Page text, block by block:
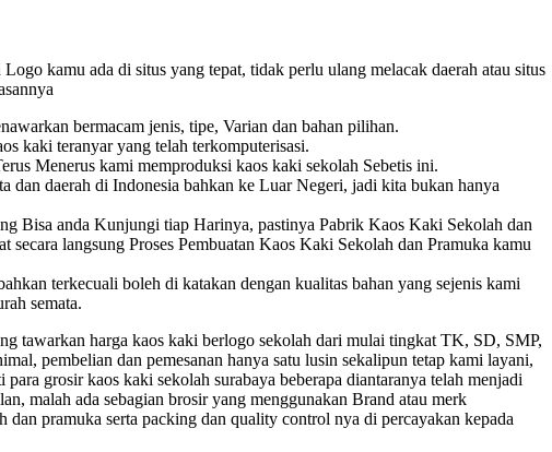
kamu ada di situs yang tepat, tidak perlu ulang melacak daerah atau situs
bermacam jenis, tipe, Varian dan bahan pilihan.
kaki teranyar yang telah terkomputerisasi.
Menerus kami memproduksi kaos kaki sekolah Sebetis ini.
dan daerah di Indonesia bahkan ke Luar Negeri, jadi kita bukan hanya
Bisa anda Kunjungi tiap Harinya, pastinya Pabrik Kaos Kaki Sekolah dan
secara langsung Proses Pembuatan Kaos Kaki Sekolah dan Pramuka kamu
terkecuali boleh di katakan dengan kualitas bahan yang sejenis kami
semata.
tawarkan harga kaos kaki berlogo sekolah dari mulai tingkat TK, SD, SMP,
pembelian dan pemesanan hanya satu lusin sekalipun tetap kami layani,
grosir kaos kaki sekolah surabaya beberapa diantaranya telah menjadi
malah ada sebagian brosir yang menggunakan Brand atau merk
dan pramuka serta packing dan quality control nya di percayakan kepada